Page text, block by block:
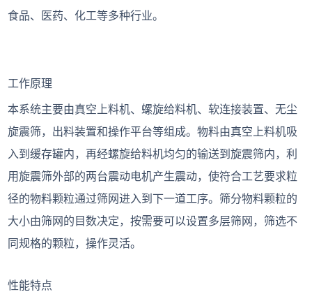
食品、医药、化工等多种行业。
工作原理
本系统主要由真空上料机、螺旋给料机、软连接装置、无尘
旋震筛，出料装置和操作平台等组成。物料由真空上料机吸
入到缓存罐内，再经螺旋给料机均匀的输送到旋震筛内，利
用旋震筛外部的两台震动电机产生震动，使符合工艺要求粒
径的物料颗粒通过筛网进入到下一道工序。筛分物料颗粒的
大小由筛网的目数决定，按需要可以设置多层筛网，筛选不
同规格的颗粒，操作灵活。
性能特点